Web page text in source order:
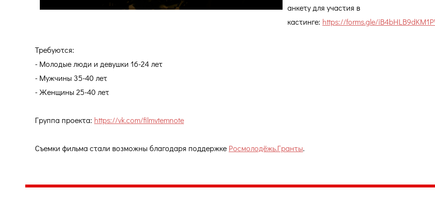
анкету для участия в
кастинге: https://forms.gle/
Требуются:
- Молодые люди и девушки 16-24 лет
- Мужчины 35-40 лет
- Женщины 25-40 лет
Группа проекта: https://vk.com/filmvtemnote
Съемки фильма стали возможны благодаря поддержке Росмолодёжь.Гранты.